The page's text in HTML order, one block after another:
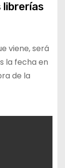
librerías
viene, será
la fecha en
de la